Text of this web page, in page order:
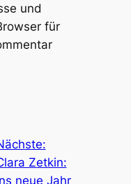
und
für
Zetkin:
neue Jahr